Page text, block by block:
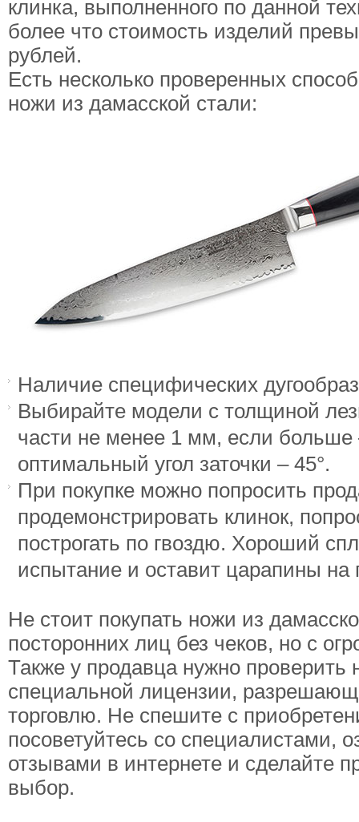
клинка, выполненного по данной
более что стоимость изделий
рублей.
Есть несколько проверенных
ножи из дамасской стали:
Наличие специфических
Выбирайте модели с толщиной
части не менее 1 мм, если больше
оптимальный угол заточки – 45°.
При покупке можно попросить
продемонстрировать клинок,
построгать по гвоздю. Хороший
испытание и оставит царапины на
Не стоит покупать ножи из
посторонних лиц без чеков, но с
Также у продавца нужно проверить
специальной лицензии,
торговлю. Не спешите с
посоветуйтесь со специалистами,
отзывами в интернете и сделайте
выбор.